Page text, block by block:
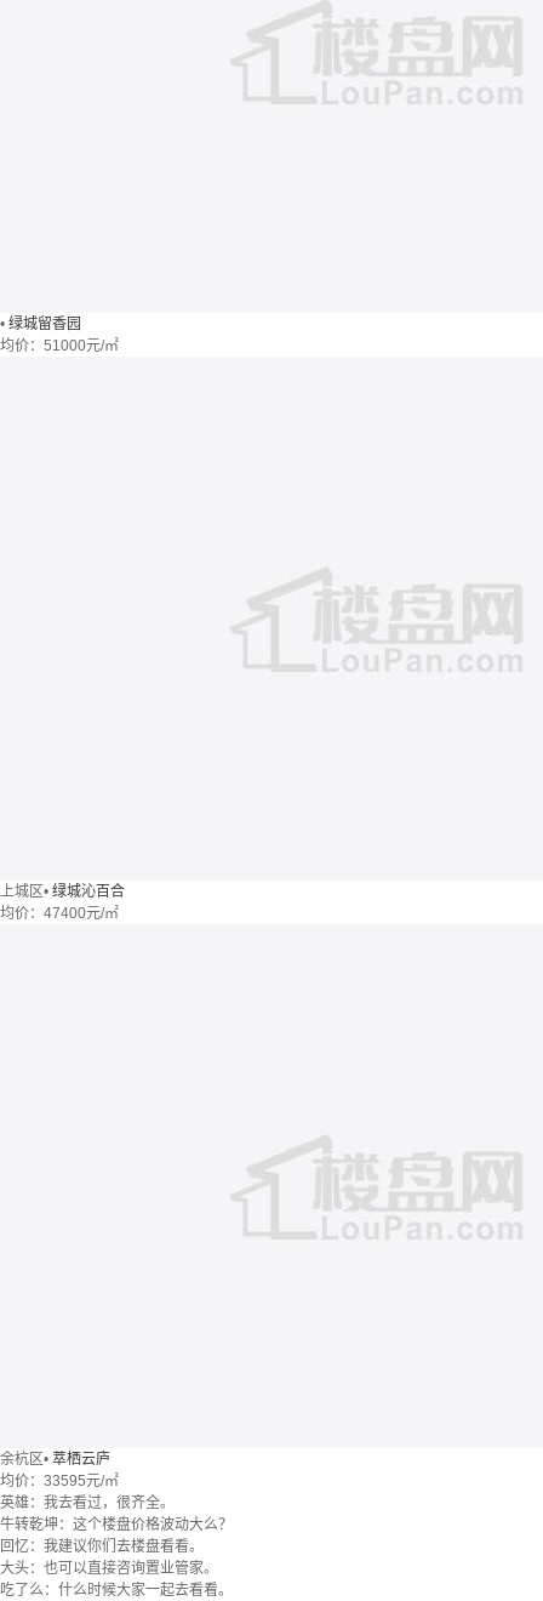
• 绿城留香园
均价： 51000元/㎡
上城区• 绿城沁百合
均价： 47400元/㎡
余杭区• 萃栖云庐
均价： 33595元/㎡
英雄：我去看过，很齐全。
牛转乾坤：这个楼盘价格波动大么？
回忆：我建议你们去楼盘看看。
大头：也可以直接咨询置业管家。
吃了么：什么时候大家一起去看看。